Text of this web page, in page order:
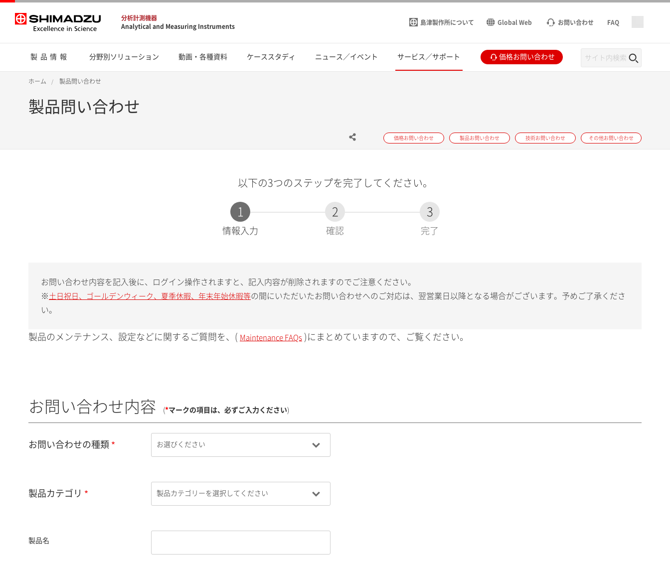
分析計測機器
Analytical and Measuring Instruments
島津製作所について Global Web お問い合わせ FAQ
製品情報 分野別ソリューション 動画・各種資料 ケーススタディ ニュース／イベント サービス／サポート 価格お問い合わせ
ホーム 製品問い合わせ
製品問い合わせ
価格お問い合わせ 製品お問い合わせ 技術お問い合わせ その他お問い合わせ
以下の3つのステップを完了してください。
1
現
情報入力
2
確認
3
完了
お問い合わせ内容を記入後に、ログイン操作されますと、記入内容が削除されますのでご注意ください。
※ 土日祝日、ゴールデンウィーク、夏季休暇、年末年始休暇等の間にいただいたお問い合わせへのご対応は、翌営業日以降となる場合がございます。予めご了承くださ
い。
製品のメンテナンス、設定などに関するご質問を、( Maintenance FAQs )にまとめていますので、ご覧ください。
お問い合わせ内容 (*マークの項目は、必ずご入力ください)
お問い合わせの種類
製品カテゴリ
製品名